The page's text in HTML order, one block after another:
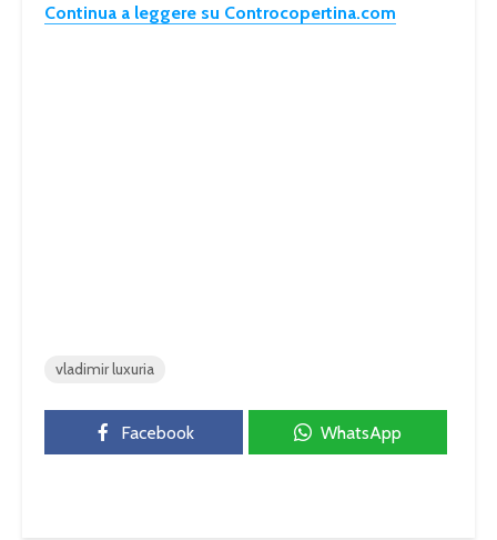
Continua a leggere su Controcopertina.com
vladimir luxuria
Facebook WhatsApp